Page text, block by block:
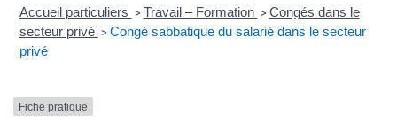
Accueil particuliers > Travail – Formation > Congés dans le
secteur privé > Congé sabbatique du salarié dans le secteur
privé
Fiche pratique